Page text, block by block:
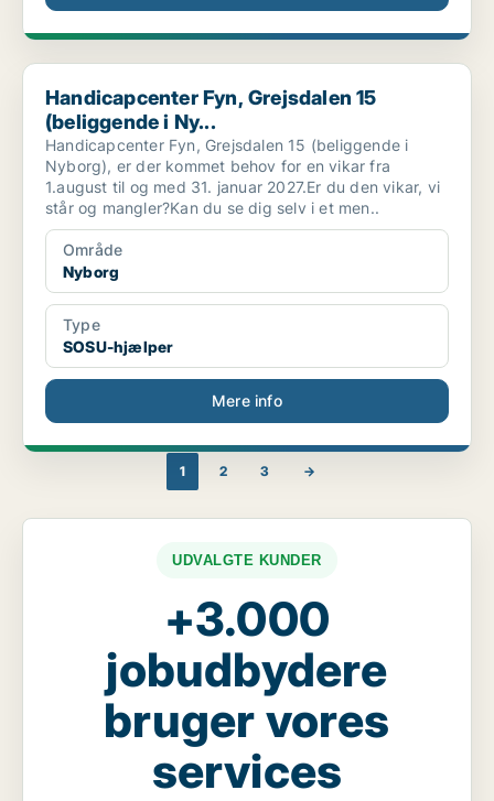
Handicapcenter Fyn, Grejsdalen 15 (beliggende i Ny...
Handicapcenter Fyn, Grejsdalen 15
(beliggende i Ny...
Handicapcenter Fyn, Grejsdalen 15 (beliggende i
Nyborg), er der kommet behov for en vikar fra
1.august til og med 31. januar 2027.Er du den vikar, vi
står og mangler?Kan du se dig selv i et men..
Område
Nyborg
Type
SOSU-hjælper
Mere info
1 2 3 →
UDVALGTE KUNDER
+3.000
jobudbydere
bruger vores
services